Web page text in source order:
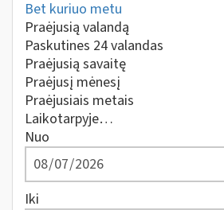
Bet kuriuo metu
Praėjusią valandą
Paskutines 24 valandas
Praėjusią savaitę
Praėjusį mėnesį
Praėjusiais metais
Laikotarpyje…
Nuo
Iki